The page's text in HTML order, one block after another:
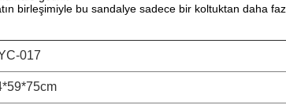
birleşimiyle bu sandalye sadece bir koltuktan daha
017